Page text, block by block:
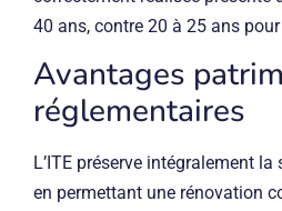
40 ans, contre 20 à 25 ans
Avantages
réglementaires
L’ITE préserve intégralement
en permettant une rénovation